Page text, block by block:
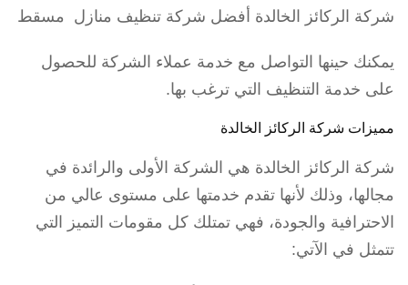
شركة الركائز الخالدة أفضل شركة تنظيف منازل مسقط
يمكنك حينها التواصل مع خدمة عملاء الشركة للحصول
على خدمة التنظيف التي ترغب بها.
مميزات شركة الركائز الخالدة
شركة الركائز الخالدة هي الشركة الأولى والرائدة في
مجالها، وذلك لأنها تقدم خدمتها على مستوى عالي من
الاحترافية والجودة، فهي تمتلك كل مقومات التميز التي
تتمثل في الآتي: